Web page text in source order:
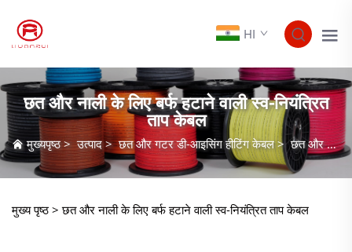
HI
छत और नाली के लिए बर्फ हटाने वाली स्व-नियंत्रित
ताप केबल
मुख्यपृष्ठ>उत्पाद>छत और गटर डी-आइसिंग हीटिंग केबल>छत और नाली के लिए बर्फ हटाने वाली स्व-नियंत्रित ताप केबल
मुख्य पृष्ठ > छत और नाली के लिए बर्फ हटाने वाली स्व-नियंत्रित ताप केबल